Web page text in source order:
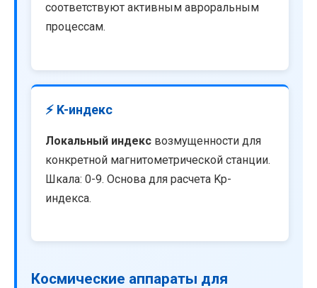
соответствуют активным авроральным
процессам.
⚡ K-индекс
Локальный индекс возмущенности для
конкретной магнитометрической станции.
Шкала: 0-9. Основа для расчета Kp-
индекса.
Космические аппараты для